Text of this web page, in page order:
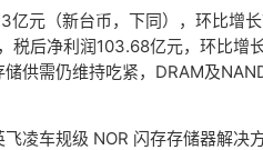
元（新台币，下同），环比增
税后净利润103.68亿元，环比增
供需仍维持吃紧，DRAM及
品布局也将逐步发酵。
凌车规级 NOR 闪存存储器解